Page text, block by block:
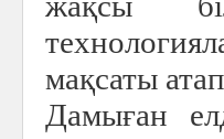
мақсаты
Дамыған